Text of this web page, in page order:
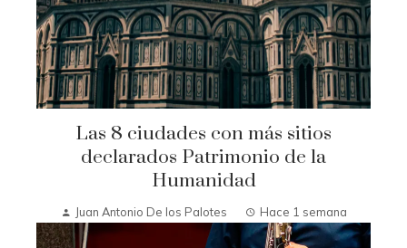
Las 8 ciudades con más sitios
declarados Patrimonio de la
Humanidad
Juan Antonio De los Palotes Hace 1 semana